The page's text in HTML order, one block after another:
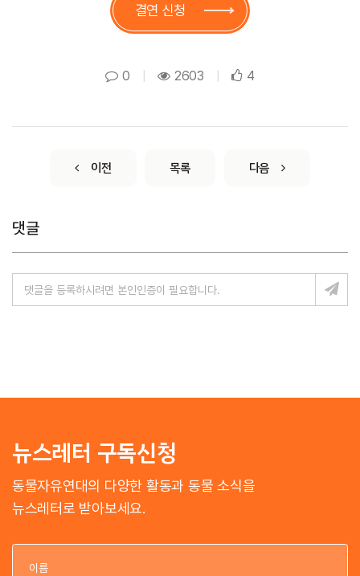
결연 신청
0 2603 4
이전 목록 다음
댓글
뉴스레터 구독신청
동물자유연대의 다양한 활동과 동물 소식을
뉴스레터로 받아보세요.